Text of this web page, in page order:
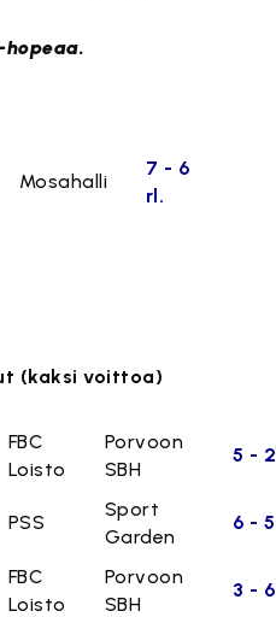
hopeaa.
Mosahalli
7 - 6
rl.
(kaksi voittoa)
FBC
Loisto
Porvoon
SBH
5 - 2
PSS
Sport
Garden
6 - 5
FBC
Loisto
Porvoon
SBH
3 - 6